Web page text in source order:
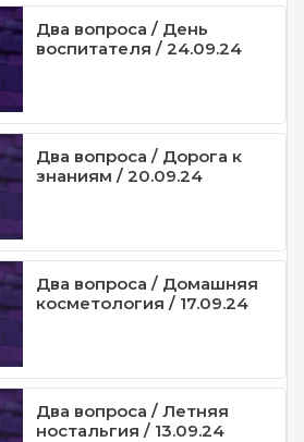
Два вопроса / День
воспитателя / 24.09.24
Два вопроса / Дорога к
знаниям / 20.09.24
Два вопроса / Домашняя
косметология / 17.09.24
Два вопроса / Летняя
ностальгия / 13.09.24